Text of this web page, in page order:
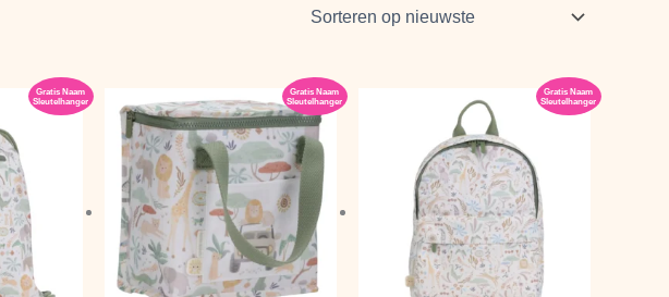
Gratis Naam
Sleutelhanger
Gratis Naam
Sleutelhanger
Gratis Naam
Sleutelhanger